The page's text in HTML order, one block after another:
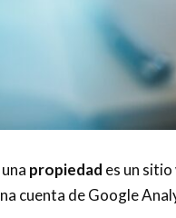
propiedad es un
cuenta de Google